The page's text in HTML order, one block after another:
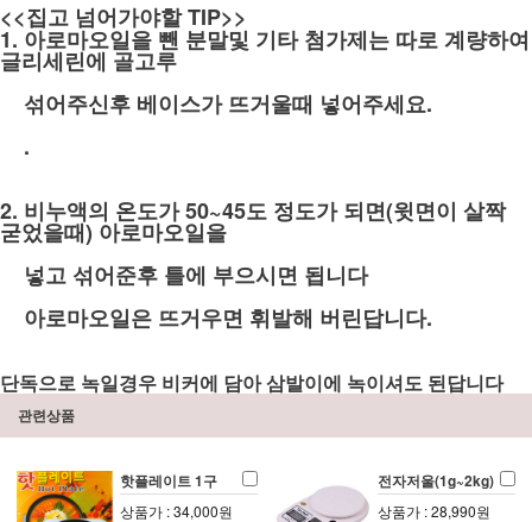
<<집고 넘어가야할 TIP>>
1. 아로마오일을 뺀 분말및 기타 첨가제는 따로 계량하여
글리세린에 골고루
섞어주신후 베이스가 뜨거울때 넣어주세요.
.
2. 비누액의 온도가 50~45도 정도가 되면(윗면이 살짝
굳었을때) 아로마오일을
넣고 섞어준후 틀에 부으시면 됩니다
아로마오일은 뜨거우면 휘발해 버린답니다.
단독으로 녹일경우 비커에 담아 삼발이에 녹이셔도 된답니다
관련상품
핫플레이트 1구
상품가 : 34,000원
전자저울(1g~2kg)
상품가 : 28,990원